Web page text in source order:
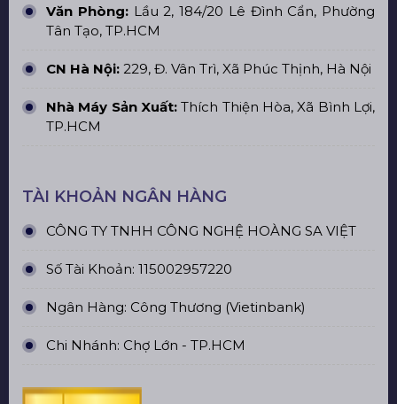
Văn Phòng:Lầu 2, 184/20 Lê Đình Cẩn, Phường
Tân Tạo, TP.HCM
CN Hà Nội: 229, Đ. Vân Trì, Xã Phúc Thịnh, Hà Nội
Nhà Máy Sản Xuất: Thích Thiện Hòa, Xã Bình Lợi,
TP.HCM
TÀI KHOẢN NGÂN HÀNG
CÔNG TY TNHH CÔNG NGHỆ HOÀNG SA VIỆT
Số Tài Khoản: 115002957220
Ngân Hàng: Công Thương (Vietinbank)
Chi Nhánh: Chợ Lớn - TP.HCM